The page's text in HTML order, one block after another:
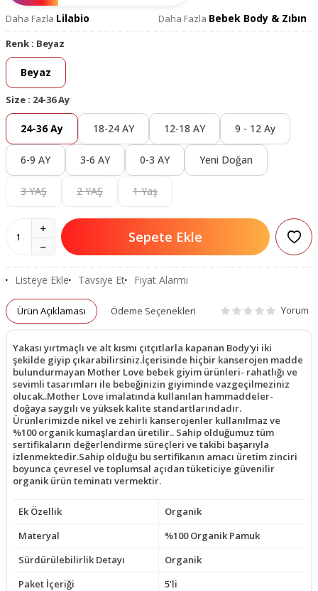
Daha Fazla Lilabio Daha Fazla Bebek Body & Zıbın
Renk : Beyaz
Beyaz
Size : 24-36 Ay
24-36 Ay 18-24 AY 12-18 AY 9 - 12 Ay
6-9 AY 3-6 AY 0-3 AY Yeni Doğan
3 YAŞ 2 YAŞ 1 Yaş
Sepete Ekle
Listeye Ekle Tavsiye Et Fiyat Alarmı
Ürün Açıklaması Ödeme Seçenekleri Yorum
Yakası yırtmaçlı ve alt kısmı çıtçıtlarla kapanan Body'yi iki
şekilde giyip çıkarabilirsiniz.İçerisinde hiçbir kanserojen madde
bulundurmayan Mother Love bebek giyim ürünleri- rahatlığı ve
sevimli tasarımları ile bebeğinizin giyiminde vazgeçilmeziniz
olucak..Mother Love imalatında kullanılan hammaddeler-
doğaya saygılı ve yüksek kalite standartlarındadır.
Ürünlerimizde nikel ve zehirli kanserojenler kullanılmaz ve
%100 organik kumaşlardan üretilir.. Sahip olduğumuz tüm
sertifikaların değerlendirme süreçleri ve takibi başarıyla
izlenmektedir.Sahip olduğu bu sertifikanın amacı üretim zinciri
boyunca çevresel ve toplumsal açıdan tüketiciye güvenilir
organik ürün teminatı vermektir.
Ek Özellik
Organik
Materyal
%100 Organik Pamuk
Sürdürülebilirlik Detayı
Organik
Paket İçeriği
5'li